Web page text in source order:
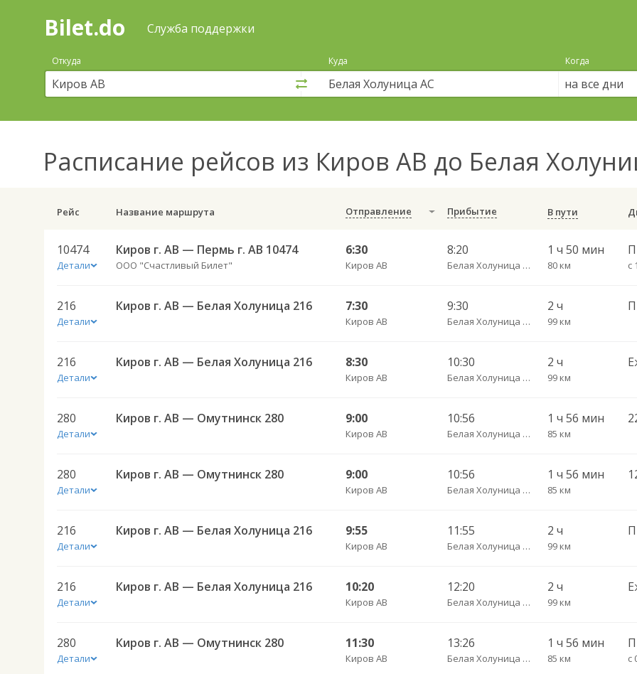
Поиск
покупка
билетов
автобус
онлайн
Bilet.do Служба поддержки
Откуда Куда Когда
на все дни
Расписание рейсов из Киров АВ до Белая
Рейс Название маршрута Отправление Прибытие В пути
10474
Детали
Киров г. АВ — Пермь г. АВ 10474
ООО "Счастливый Билет"
6:30
Киров АВ
8:20
Белая Холуница АС
1 ч 50 мин
80 км с
216
Детали
Киров г. АВ — Белая Холуница 216 7:30
Киров АВ
9:30
Белая Холуница АС
2 ч
99 км
216
Детали
Киров г. АВ — Белая Холуница 216 8:30
Киров АВ
10:30
Белая Холуница АС
2 ч
99 км
280
Детали
Киров г. АВ — Омутнинск 280 9:00
Киров АВ
10:56
Белая Холуница АС
1 ч 56 мин
85 км
280
Детали
Киров г. АВ — Омутнинск 280 9:00
Киров АВ
10:56
Белая Холуница АС
1 ч 56 мин
85 км
216
Детали
Киров г. АВ — Белая Холуница 216 9:55
Киров АВ
11:55
Белая Холуница АС
2 ч
99 км
216
Детали
Киров г. АВ — Белая Холуница 216 10:20
Киров АВ
12:20
Белая Холуница АС
2 ч
99 км
280
Детали
Киров г. АВ — Омутнинск 280 11:30
Киров АВ
13:26
Белая Холуница АС
1 ч 56 мин
85 км с